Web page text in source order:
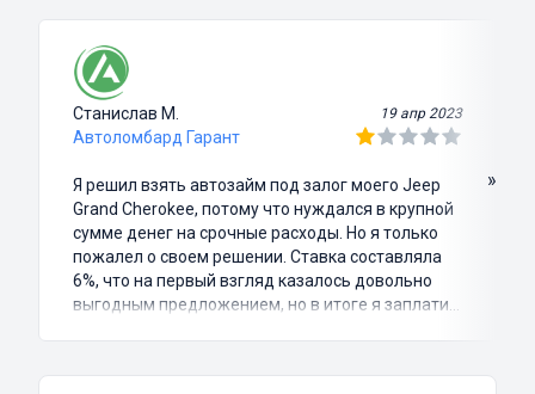
Станислав М. 19 апр 2023
Автоломбард Гарант
Я решил взять автозайм под залог моего Jeep
Grand Cherokee, потому что нуждался в крупной
сумме денег на срочные расходы. Но я только
пожалел о своем решении. Ставка составляла
6%, что на первый взгляд казалось довольно
выгодным предложением, но в итоге я заплатил
затянутым и занял много времени и усилий.
»